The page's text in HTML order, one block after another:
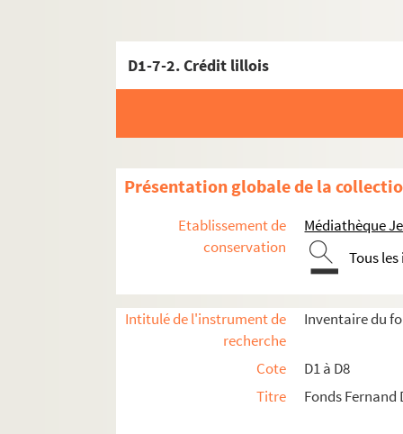
D1-7-2. Crédit lillois
Présentation globale de la
Etablissement de
conservation
Médiathèque
Tous
Intitulé de l'instrument de
recherche
Inventaire du
Cote
D1 à D8
Titre
Fonds Fernand
D1. Documents concernant la ville de Lille
D1-1. Sans titre
D1-1bis. Sans titre
D1-2. Sans titre
D1-3. Sans titre